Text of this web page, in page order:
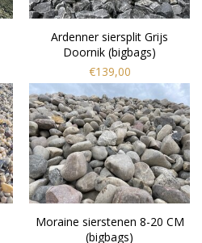
Ardenner siersplit Grijs
Doornik (bigbags)
€139,00
Moraine sierstenen 8-20 CM
(bigbags)